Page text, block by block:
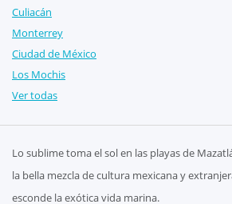
Culiacán
Monterrey
Ciudad de México
Los Mochis
Ver todas
Lo sublime toma el sol en las playas de
la bella mezcla de cultura mexicana y
esconde la exótica vida marina.